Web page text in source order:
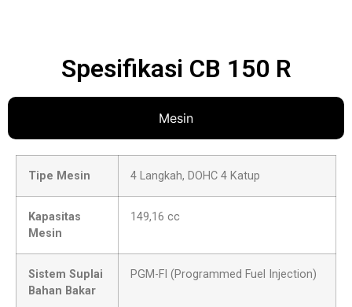
Spesifikasi CB 150 R
Mesin
Tipe Mesin 4 Langkah, DOHC 4 Katup
Kapasitas
Mesin
149,16 cc
Sistem Suplai
Bahan Bakar
PGM-FI (Programmed Fuel Injection)